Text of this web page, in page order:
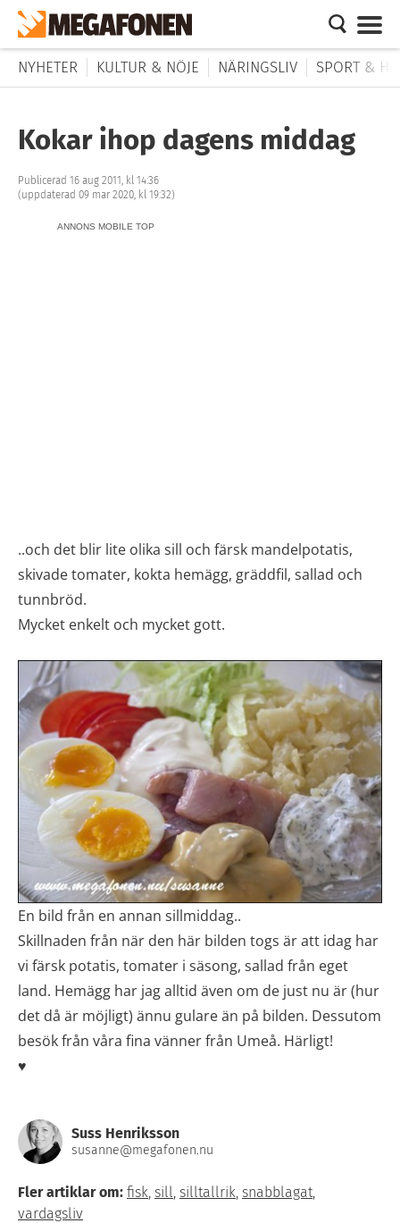
NYHETER KULTUR & NÖJE NÄRINGSLIV SPORT &
Kokar ihop dagens middag
Publicerad 16 aug 2011, kl 14:36
(uppdaterad 09 mar 2020, kl 19:32)
ANNONS MOBILE TOP
..och det blir lite olika sill och färsk mandelpotatis,
skivade tomater, kokta hemägg, gräddfil, sallad och
tunnbröd.
Mycket enkelt och mycket gott.
En bild från en annan sillmiddag..
Skillnaden från när den här bilden togs är att idag har
vi färsk potatis, tomater i säsong, sallad från eget
land. Hemägg har jag alltid även om de just nu är (hur
det då är möjligt) ännu gulare än på bilden. Dessutom
besök från våra fina vänner från Umeå. Härligt!
♥
Suss Henriksson
susanne@megafonen.nu
Fler artiklar om: fisk, sill, silltallrik, snabblagat,
vardagsliv